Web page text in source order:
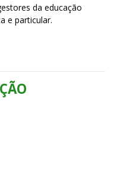
da educação
e particular.